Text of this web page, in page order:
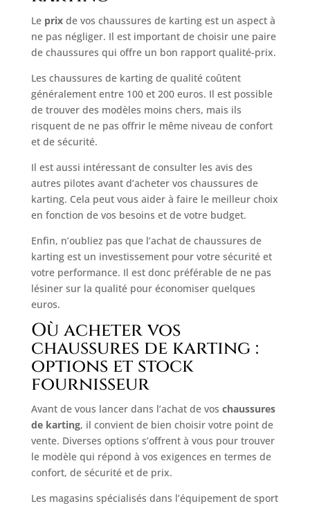
Le prixde vos chaussures de karting est un aspect à
ne pas négliger. Il est important de choisir une paire
de chaussures qui offre un bon rapport qualité-prix.
Les chaussures de karting de qualité coûtent
généralement entre 100 et 200 euros. Il est possible
de trouver des modèles moins chers, mais ils
risquent de ne pas offrir le même niveau de confort
et de sécurité.
Il est aussi intéressant de consulter les avis des
autres pilotes avant d’acheter vos chaussures de
karting. Cela peut vous aider à faire le meilleur choix
en fonction de vos besoins et de votre budget.
Enfin, n’oubliez pas que l’achat de chaussures de
karting est un investissement pour votre sécurité et
votre performance. Il est donc préférable de ne pas
lésiner sur la qualité pour économiser quelques
euros.
Où acheter vos
chaussures de karting :
options et stock
fournisseur
Avant de vous lancer dans l’achat de vos chaussures
de karting, il convient de bien choisir votre point de
vente. Diverses options s’offrent à vous pour trouver
le modèle qui répond à vos exigences en termes de
confort, de sécurité et de prix.
Les magasins spécialisés dans l’équipement de sport